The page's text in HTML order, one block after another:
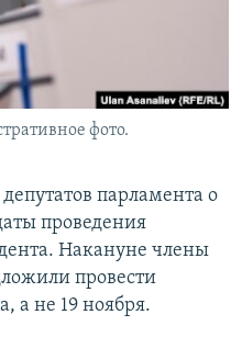
фото.
парламента о
проведения
Накануне члены
провести
а не 19 ноября.